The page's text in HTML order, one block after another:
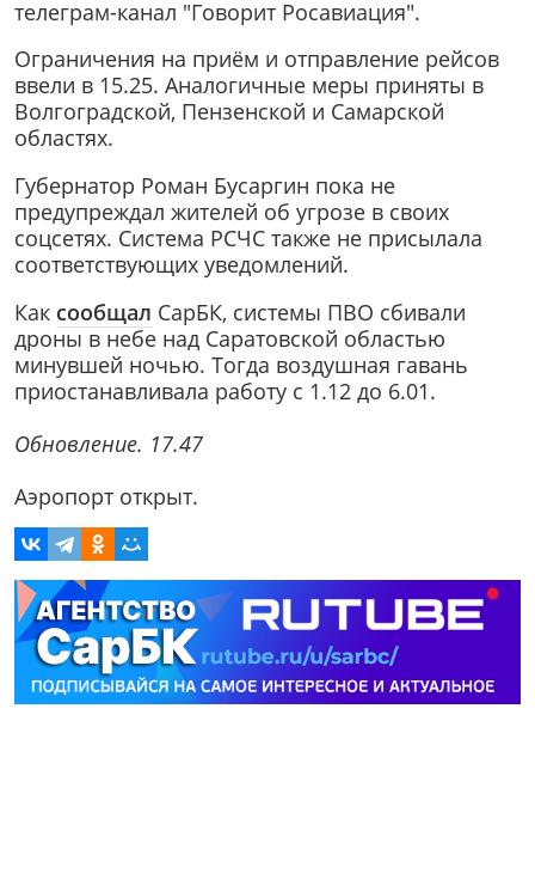
телеграм-канал "Говорит Росавиация".
Ограничения на приём и отправление рейсов
ввели в 15.25. Аналогичные меры приняты в
Волгоградской, Пензенской и Самарской
областях.
Губернатор Роман Бусаргин пока не
предупреждал жителей об угрозе в своих
соцсетях. Система РСЧС также не присылала
соответствующих уведомлений.
Как сообщал СарБК, системы ПВО сбивали
дроны в небе над Саратовской областью
минувшей ночью. Тогда воздушная гавань
приостанавливала работу с 1.12 до 6.01.
Обновление. 17.47
Аэропорт открыт.